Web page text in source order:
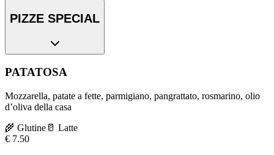
PIZZE SPECIAL
PATATOSA
Mozzarella, patate a fette, parmigiano, pangrattato, rosmarino, olio
d’oliva della casa
🌾 Glutine 🥛 Latte
€ 7.50